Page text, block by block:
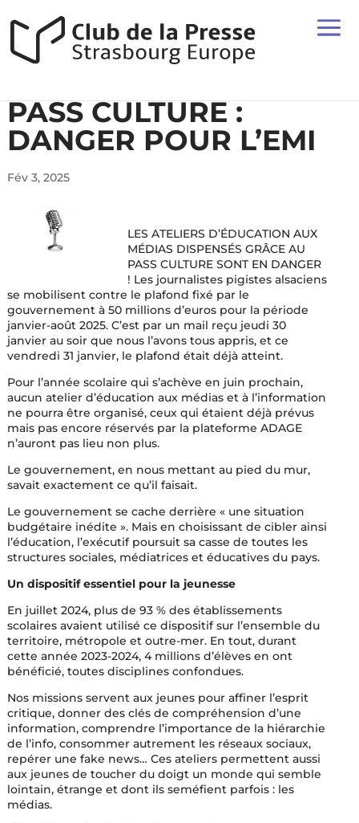
PASS CULTURE :
DANGER POUR L’EMI
Fév 3, 2025
LES ATELIERS D’ÉDUCATION AUX
MÉDIAS DISPENSÉS GRÂCE AU
PASS CULTURE SONT EN DANGER
! Les journalistes pigistes alsaciens
se mobilisent contre le plafond fixé par le
gouvernement à 50 millions d’euros pour la période
janvier-août 2025. C’est par un mail reçu jeudi 30
janvier au soir que nous l’avons tous appris, et ce
vendredi 31 janvier, le plafond était déjà atteint.
Pour l’année scolaire qui s’achève en juin prochain,
aucun atelier d’éducation aux médias et à l’information
ne pourra être organisé, ceux qui étaient déjà prévus
mais pas encore réservés par la plateforme ADAGE
n’auront pas lieu non plus.
Le gouvernement, en nous mettant au pied du mur,
savait exactement ce qu’il faisait.
Le gouvernement se cache derrière « une situation
budgétaire inédite ». Mais en choisissant de cibler ainsi
l’éducation, l’exécutif poursuit sa casse de toutes les
structures sociales, médiatrices et éducatives du pays.
Un dispositif essentiel pour la jeunesse
En juillet 2024, plus de 93 % des établissements
scolaires avaient utilisé ce dispositif sur l’ensemble du
territoire, métropole et outre-mer. En tout, durant
cette année 2023-2024, 4 millions d’élèves en ont
bénéficié, toutes disciplines confondues.
Nos missions servent aux jeunes pour affiner l’esprit
critique, donner des clés de compréhension d’une
information, comprendre l’importance de la hiérarchie
de l’info, consommer autrement les réseaux sociaux,
repérer une fake news… Ces ateliers permettent aussi
aux jeunes de toucher du doigt un monde qui semble
lointain, étrange et dont ils seméfient parfois : les
médias.